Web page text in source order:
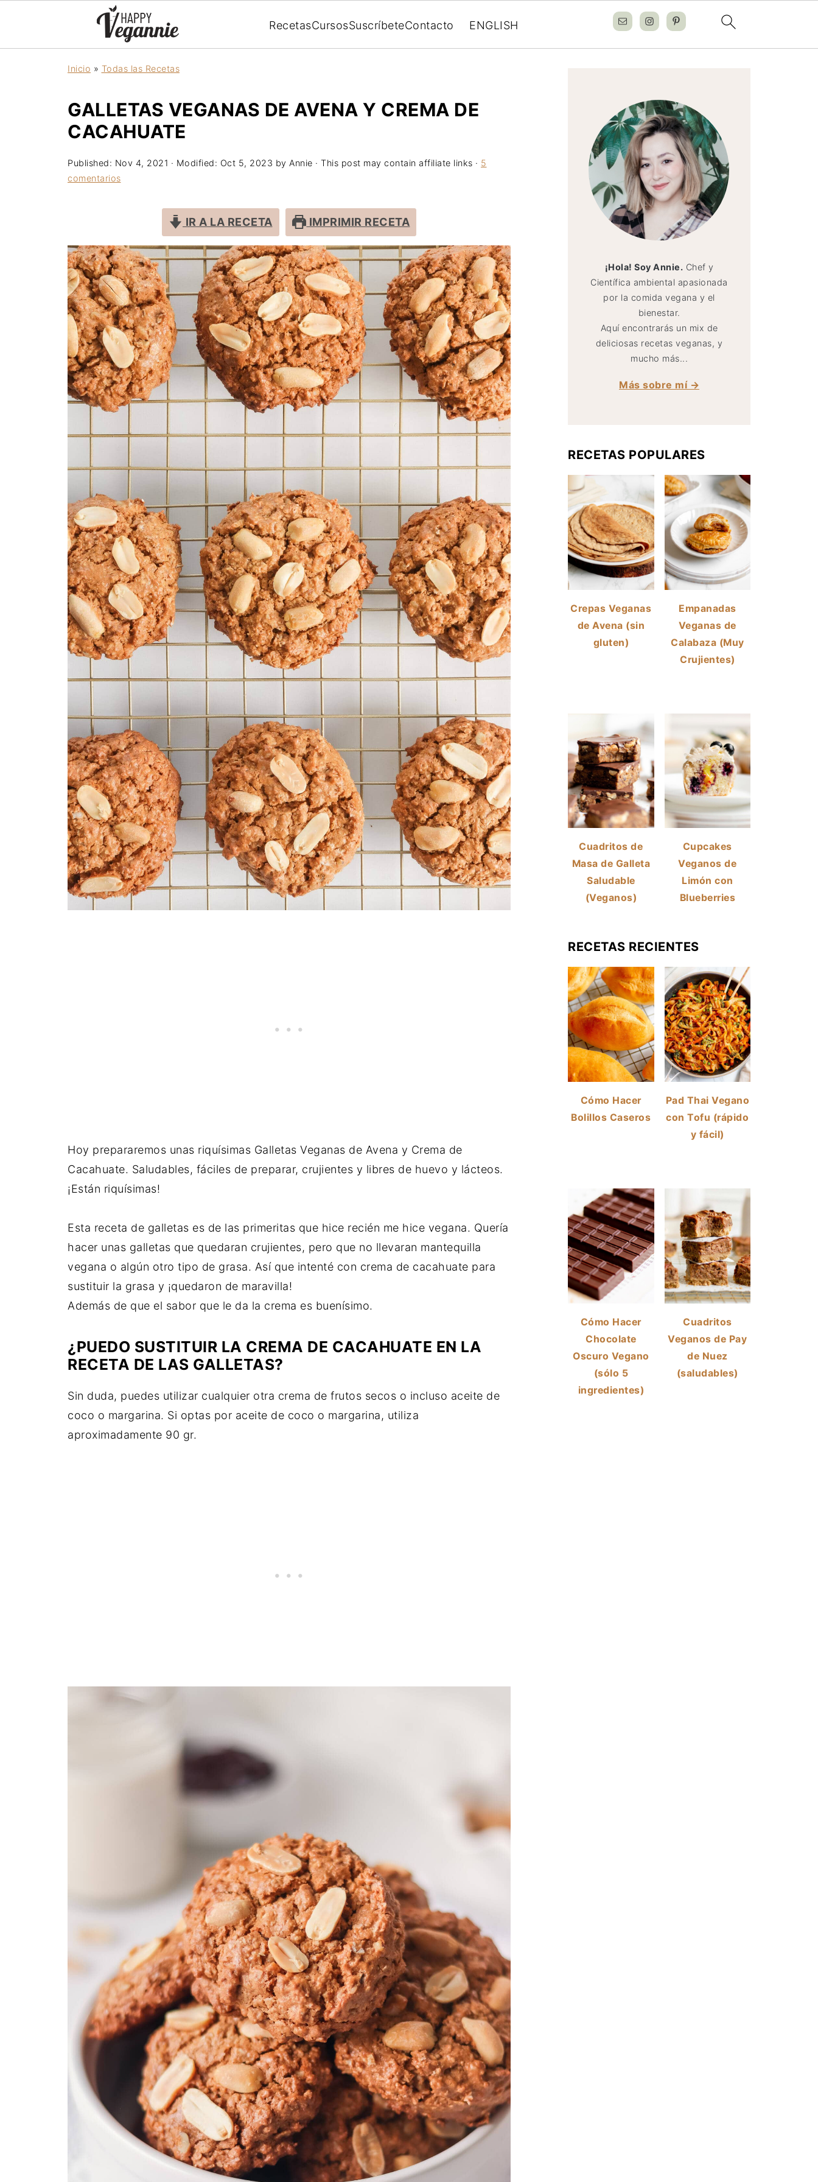
RecetasCursosSuscríbeteContacto ENGLISH
Inicio » Todas las Recetas
GALLETAS VEGANAS DE AVENA Y CREMA DE
CACAHUATE
Published: Nov 4, 2021 · Modified: Oct 5, 2023 by Annie · This post may contain affiliate links · 5
comentarios
IR A LA RECETA IMPRIMIR RECETA
Hoy prepararemos unas riquísimas Galletas Veganas de Avena y Crema de
Cacahuate. Saludables, fáciles de preparar, crujientes y libres de huevo y lácteos.
¡Están riquísimas!
Esta receta de galletas es de las primeritas que hice recién me hice vegana. Quería
hacer unas galletas que quedaran crujientes, pero que no llevaran mantequilla
vegana o algún otro tipo de grasa. Así que intenté con crema de cacahuate para
sustituir la grasa y ¡quedaron de maravilla!
Además de que el sabor que le da la crema es buenísimo.
¿PUEDO SUSTITUIR LA CREMA DE CACAHUATE EN LA
RECETA DE LAS GALLETAS?
Sin duda, puedes utilizar cualquier otra crema de frutos secos o incluso aceite de
coco o margarina. Si optas por aceite de coco o margarina, utiliza
aproximadamente 90 gr.
¡Hola! Soy Annie. Chef y
Científica ambiental apasionada
por la comida vegana y el
bienestar.
Aquí encontrarás un mix de
deliciosas recetas veganas, y
mucho más...
Más sobre mí →
RECETAS POPULARES
Crepas Veganas
de Avena (sin
gluten)
Empanadas
Veganas de
Calabaza (Muy
Crujientes)
Cuadritos de
Masa de Galleta
Saludable
(Veganos)
Cupcakes
Veganos de
Limón con
Blueberries
RECETAS RECIENTES
Cómo Hacer
Bolillos Caseros
Pad Thai Vegano
con Tofu (rápido
y fácil)
Cómo Hacer
Chocolate
Oscuro Vegano
(sólo 5
ingredientes)
Cuadritos
Veganos de Pay
de Nuez
(saludables)